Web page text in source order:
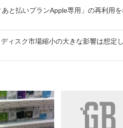
と払いプランApple専用」の再利用を
ィスク市場縮小の大きな影響は想定